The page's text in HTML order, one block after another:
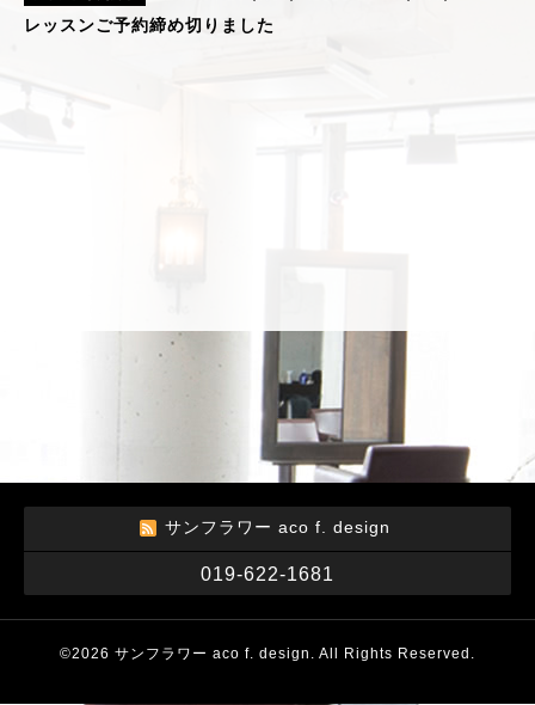
レッスンご予約締め切りました
サンフラワー aco f. design
019-622-1681
©2026 サンフラワー aco f. design . All Rights Reserved.